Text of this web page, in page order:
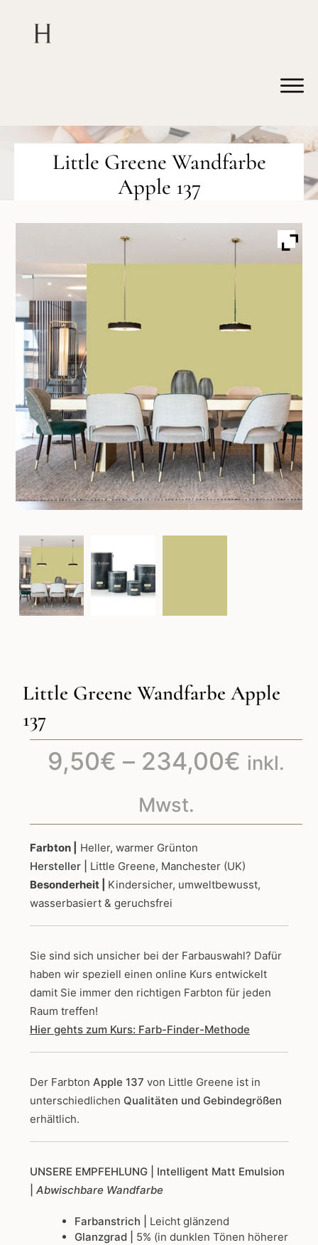
Little Greene Wandfarbe
Apple 137
Little Greene Wandfarbe Apple
137
9,50€ – 234,00€ inkl.
Mwst.
Farbton |
Heller, warmer Grünton
Hersteller | Little Greene, Manchester (UK)
Besonderheit | Kindersicher, umweltbewusst,
wasserbasiert & geruchsfrei
Sie sind sich unsicher bei der Farbauswahl? Dafür
haben wir speziell einen online Kurs entwickelt
damit Sie immer den richtigen Farbton für jeden
Raum treffen!
Hier gehts zum Kurs: Farb-Finder-Methode
Der Farbton Apple 137 von Little Greene ist in
unterschiedlichen Qualitäten und Gebindegrößen
erhältlich.
UNSERE EMPFEHLUNG
| Intelligent Matt Emulsion
Abwischbare Wandfarbe
Farbanstrich | Leicht glänzend
Glanzgrad | 5% (in dunklen Tönen höherer